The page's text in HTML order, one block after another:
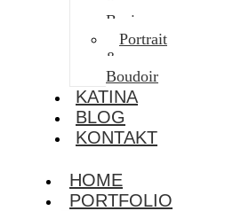
Business
Portrait
&
Boudoir
KATINA
BLOG
KONTAKT
HOME
PORTFOLIO